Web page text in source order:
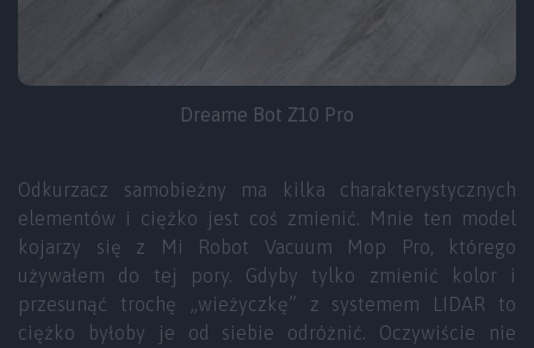
Dreame Bot Z10 Pro
Odkurzacz samobieżny ma kilka charakterystycznych
elementów i ciężko jest coś zmienić. Mnie ten model
kojarzy się z Mi Robot Vacuum Mop Pro, którego
używałem do tej pory. Gdyby tylko zmienić kolor i
przesunąć trochę „wieżyczkę” z systemem LIDAR to
ciężko byłoby je od siebie odróżnić. Oczywiście nie